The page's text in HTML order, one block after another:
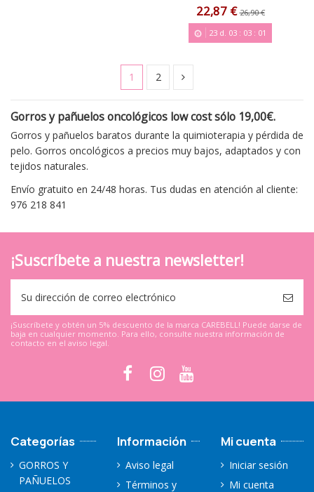
22,87 €26,90 €
23d. 03: 03: 00
1 2
Gorros y pañuelos oncológicos low cost sólo 19,00€.
Gorros y pañuelos baratos durante la quimioterapia y pérdida de
pelo. Gorros oncológicos a precios muy bajos, adaptados y con
tejidos naturales.
Envío gratuito en 24/48 horas. Tus dudas en atención al cliente:
976 218 841
¡Suscríbete a nuestra newsletter!
¡Suscríbete y obtén un 5% descuento de la marca CAREBELL! Puede darse de
baja en cualquier momento. Para ello, consulte nuestra información de
contacto en el aviso legal.
Categorías
GORROS Y
PAÑUELOS
Información
Aviso legal
Términos y
Mi cuenta
Iniciar sesión
Mi cuenta